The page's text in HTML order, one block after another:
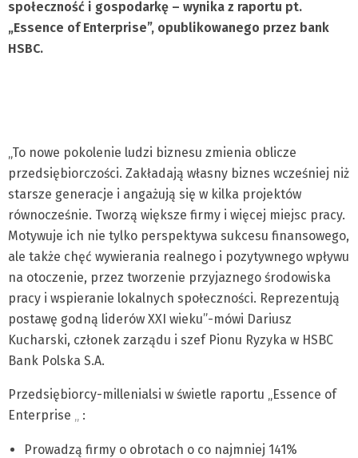
społeczność i gospodarkę – wynika z raportu pt.
„Essence of Enterprise”, opublikowanego przez bank
HSBC.
„To nowe pokolenie ludzi biznesu zmienia oblicze
przedsiębiorczości. Zakładają własny biznes wcześniej niż
starsze generacje i angażują się w kilka projektów
równocześnie. Tworzą większe firmy i więcej miejsc pracy.
Motywuje ich nie tylko perspektywa sukcesu finansowego,
ale także chęć wywierania realnego i pozytywnego wpływu
na otoczenie, przez tworzenie przyjaznego środowiska
pracy i wspieranie lokalnych społeczności. Reprezentują
postawę godną liderów XXI wieku”-mówi Dariusz
Kucharski, członek zarządu i szef Pionu Ryzyka w HSBC
Bank Polska S.A.
Przedsiębiorcy-millenialsi w świetle raportu „Essence of
Enterprise „ :
Prowadzą firmy o obrotach o co najmniej 141%